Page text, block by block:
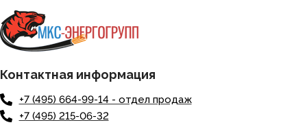
Контактная информация
+7 (495) 664-99-14 - отдел продаж
+7 (495) 215-06-32